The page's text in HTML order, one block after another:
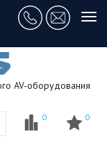
AV-оборудования
0 0